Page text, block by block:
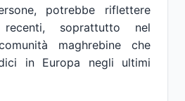
potrebbe riflettere
soprattutto nel
maghrebine che
in Europa negli ultimi